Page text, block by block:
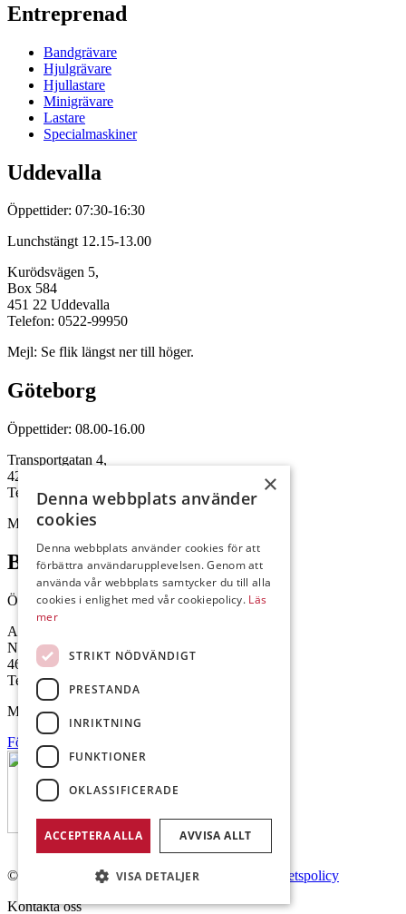
Entreprenad
Bandgrävare
Hjulgrävare
Hjullastare
Minigrävare
Lastare
Specialmaskiner
Uddevalla
Öppettider: 07:30-16:30
Lunchstängt 12.15-13.00
Kurödsvägen 5,
Box 584
451 22 Uddevalla
Telefon: 0522-99950
Mejl: Se flik längst ner till höger.
Göteborg
Öppettider: 08.00-16.00
Transportgatan 4,
422 46 Hisings Backa
Telefon: 0708-115352
Mejl: Se flik längst ner till höger.
Brålanda
Öppettider: 07:00-16:00
Andrésen Maskin i Brålanda AB
Nuntorp 301
464 64 Brålanda
Telefon: 0521-57 57 30
Mejl: Se flik längst ner till höger.
Följ oss på Facebook
© Copyright 2026 Andrésen Maskin AB.
Integritetspolicy
Kontakta oss
×
Denna webbplats använder
cookies
Denna webbplats använder cookies för att
förbättra användarupplevelsen. Genom att
använda vår webbplats samtycker du till alla
cookies i enlighet med vår cookiepolicy. Läs
mer
STRIKT NÖDVÄNDIGT
PRESTANDA
INRIKTNING
FUNKTIONER
OKLASSIFICERADE
ACCEPTERA ALLA AVVISA ALLT
VISA DETALJER